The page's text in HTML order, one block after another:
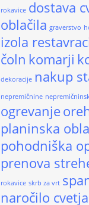
rokavice dostava
oblačila graverstvo
izola
čoln komarji
dekoracije nakup
nepremičnine
ogrevanje
planinska
pohodniška
prenova
rokavice skrb za vrt
naročilo cvetja